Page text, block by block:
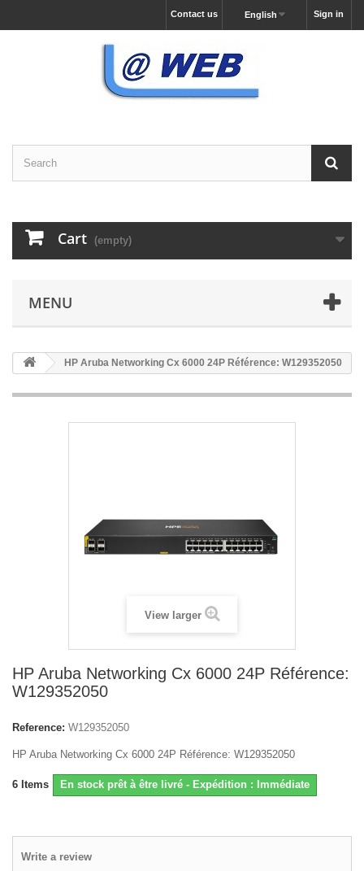
Sign in
English
Contact us
Cart (empty)
MENU
HP Aruba Networking Cx 6000 24P Référence: W129352050
View larger
HP Aruba Networking Cx 6000 24P Référence:
W129352050
Reference: W129352050
HP Aruba Networking Cx 6000 24P Référence: W129352050
6 Items En stock prêt à être livré - Expédition : Immédiate
Write a review